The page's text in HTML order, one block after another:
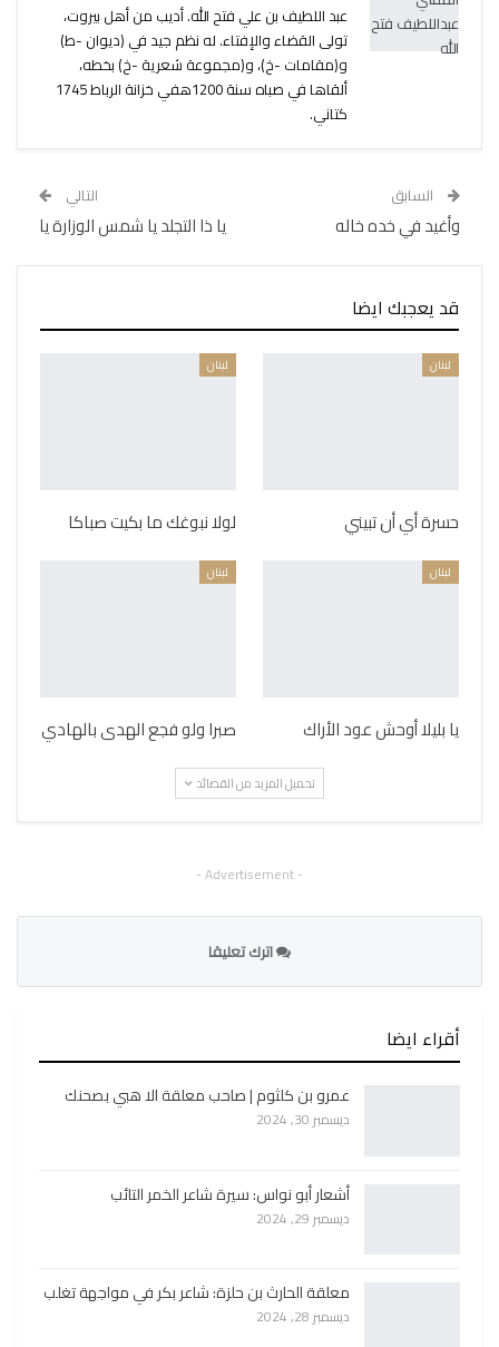
عبد اللطيف بن علي فتح الله. أديب من أهل بيروت،
تولى القضاء والإفتاء. له نظم جيد في (ديوان -ط)
و(مقامات -خ)، و(مجموعة شعرية -خ) بخطه،
ألقاها في صباه سنة 1200ه‍في خزانة الرباط 1745
كتاني.
السابق
وأغيد في خده خاله
التالي
يا ذا التجلد يا شمس الوزارة يا
قد يعجبك ايضا
لبنان
حسرة أي أن تبيني
لبنان
لولا نبوغك ما بكيت صباكا
لبنان
يا بليلا أوحش عود الأراك
لبنان
صبرا ولو فجع الهدى بالهادي
تحميل المزيد من القصائد
- Advertisement -
اترك تعليقا
أقراء ايضا
عمرو بن كلثوم | صاحب معلقة الا هبي بصحنك
ديسمبر 30, 2024
أشعار أبو نواس: سيرة شاعر الخمر التائب
ديسمبر 29, 2024
معلقة الحارث بن حلزة: شاعر بكر في مواجهة تغلب
ديسمبر 28, 2024